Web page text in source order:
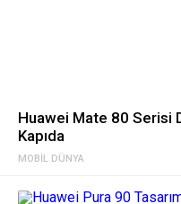
MOBIL DÜNYA
Huawei Mate 80 Serisi
Kapıda